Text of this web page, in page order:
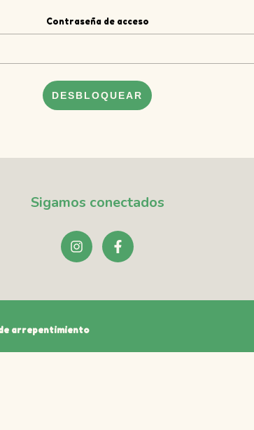
Contraseña de acceso
DESBLOQUEAR
Sigamos conectados
arrepentimiento